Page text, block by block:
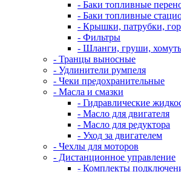
- Баки топливные
- Баки топливные
- Крышки, патрубки,
- Фильтры
- Шланги, груши,
- Транцы выносные
- Удлинители румпеля
- Чеки предохранительные
- Масла и смазки
- Гидравлические
- Масло для двигателя
- Масло для редуктора
- Уход за двигателем
- Чехлы для моторов
- Дистанционное управление
- Комплекты